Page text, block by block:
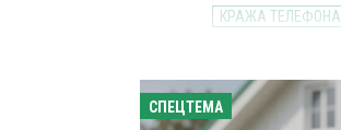
КРАЖА ТЕЛЕФОНА
СПЕЦТЕМА